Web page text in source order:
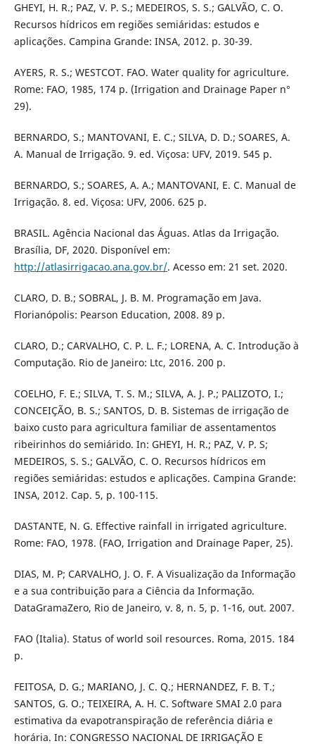
GHEYI, H. R.; PAZ, V. P. S.; MEDEIROS, S. S.; GALVÃO, C. O.
Recursos hídricos em regiões semiáridas: estudos e
aplicações. Campina Grande: INSA, 2012. p. 30-39.
AYERS, R. S.; WESTCOT. FAO. Water quality for agriculture.
Rome: FAO, 1985, 174 p. (Irrigation and Drainage Paper n°
29).
BERNARDO, S.; MANTOVANI, E. C.; SILVA, D. D.; SOARES, A.
A. Manual de Irrigação. 9. ed. Viçosa: UFV, 2019. 545 p.
BERNARDO, S.; SOARES, A. A.; MANTOVANI, E. C. Manual de
Irrigação. 8. ed. Viçosa: UFV, 2006. 625 p.
BRASIL. Agência Nacional das Águas. Atlas da Irrigação.
Brasília, DF, 2020. Disponível em:
http://atlasirrigacao.ana.gov.br/. Acesso em: 21 set. 2020.
CLARO, D. B.; SOBRAL, J. B. M. Programação em Java.
Florianópolis: Pearson Education, 2008. 89 p.
CLARO, D.; CARVALHO, C. P. L. F.; LORENA, A. C. Introdução à
Computação. Rio de Janeiro: Ltc, 2016. 200 p.
COELHO, F. E.; SILVA, T. S. M.; SILVA, A. J. P.; PALIZOTO, I.;
CONCEIÇÃO, B. S.; SANTOS, D. B. Sistemas de irrigação de
baixo custo para agricultura familiar de assentamentos
ribeirinhos do semiárido. In: GHEYI, H. R.; PAZ, V. P. S;
MEDEIROS, S. S.; GALVÃO, C. O. Recursos hídricos em
regiões semiáridas: estudos e aplicações. Campina Grande:
INSA, 2012. Cap. 5, p. 100-115.
DASTANTE, N. G. Effective rainfall in irrigated agriculture.
Rome: FAO, 1978. (FAO, Irrigation and Drainage Paper, 25).
DIAS, M. P; CARVALHO, J. O. F. A Visualização da Informação
e a sua contribuição para a Ciência da Informação.
DataGramaZero, Rio de Janeiro, v. 8, n. 5, p. 1-16, out. 2007.
FAO (Italia). Status of world soil resources. Roma, 2015. 184
p.
FEITOSA, D. G.; MARIANO, J. C. Q.; HERNANDEZ, F. B. T.;
SANTOS, G. O.; TEIXEIRA, A. H. C. Software SMAI 2.0 para
estimativa da evapotranspiração de referência diária e
horária. In: CONGRESSO NACIONAL DE IRRIGAÇÃO E